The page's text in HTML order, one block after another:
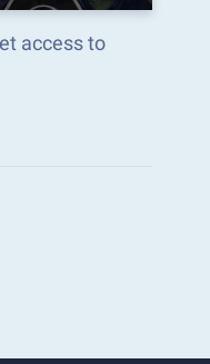
access to